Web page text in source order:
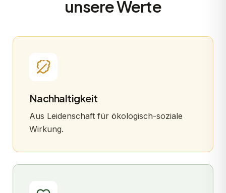
unsere Werte
Nachhaltigkeit
Aus Leidenschaft für ökologisch-soziale
Wirkung.